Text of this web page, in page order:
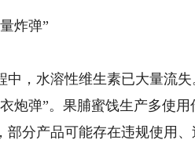
炸弹”
，水溶性维生素已大量流失
炮弹”。果脯蜜饯生产多使
部分产品可能存在违规使用